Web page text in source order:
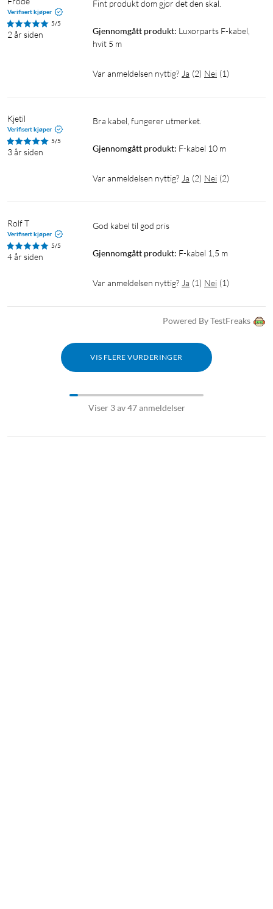
Verifisert kjøper
5/5
2 år siden
Fint produkt dom gjør det den skal.
Gjennomgått produkt: Luxorparts F-kabel,
hvit 5 m
Var anmeldelsen nyttig? Ja (2) Nei (1)
Kjetil
Verifisert kjøper
5/5
3 år siden
Bra kabel, fungerer utmerket.
Gjennomgått produkt: F-kabel 10 m
Var anmeldelsen nyttig? Ja (2) Nei (2)
Rolf T
Verifisert kjøper
5/5
4 år siden
God kabel til god pris
Gjennomgått produkt: F-kabel 1,5 m
Var anmeldelsen nyttig? Ja (1) Nei (1)
Powered By TestFreaks
VIS FLERE VURDERINGER
Viser 3 av 47 anmeldelser